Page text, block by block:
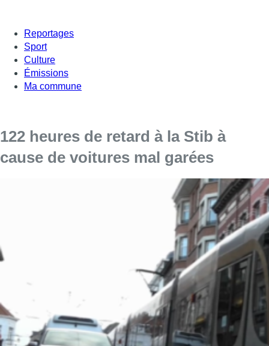
Reportages
Sport
Culture
Émissions
Ma commune
122 heures de retard à la Stib à
cause de voitures mal garées